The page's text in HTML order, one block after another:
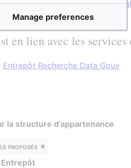
fr/page/conditions-
en lien avec les services
Entrepôt Recherche Data Gouv
la structure d'appartenance
proposés
Entrepôt
Manage preferences